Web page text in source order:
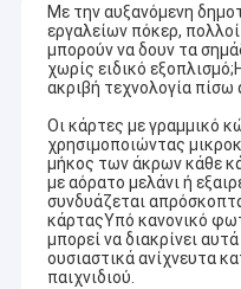
Με την αυξανόμενη
εργαλείων πόκερ,
μπορούν να δουν τα
χωρίς ειδικό
ακριβή τεχνολογία πίσω
Οι κάρτες με γραμμικό
χρησιμοποιώντας
μήκος των άκρων κάθε
με αόρατο μελάνι ή
συνδυάζεται
κάρταςΥπό κανονικό
μπορεί να διακρίνει
ουσιαστικά ανίχνευτα
παιχνιδιού.